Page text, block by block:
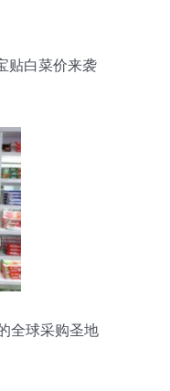
贴白菜价来袭
全球采购圣地